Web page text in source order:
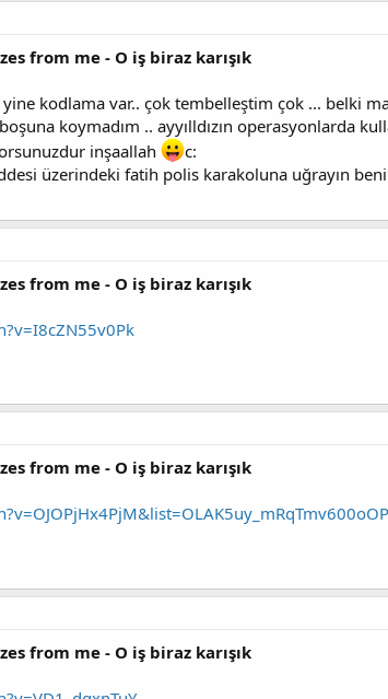
from me - O iş biraz karışık
kodlama var.. çok tembelleştim çok ... belki
koymadım .. ayyılldızın operasyonlarda
inşaallah
c:
üzerindeki fatih polis karakoluna uğrayın
from me - O iş biraz karışık
from me - O iş biraz karışık
from me - O iş biraz karışık